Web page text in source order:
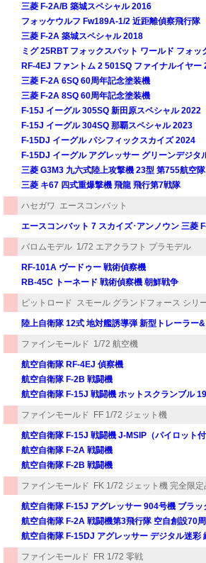
三菱 F-2A/B 築城スペシャル 2016
フォッケウルフ Fw189A-1/2 近距離偵察飛行隊
三菱 F-2A 築城スペシャル 2018
ミグ 25RBT フォックスバット ワールド フォッ
RF-4EJ ファントム 2 501SQ ファイナルイヤー
三菱 F-2A 6SQ 60周年記念塗装機
三菱 F-2A 8SQ 60周年記念塗装機
F-15J イーグル 305SQ 新田原スペシャル 2022
F-15J イーグル 304SQ 那覇スペシャル 2023
F-15DJ イーグル パシフィックスカイズ 2024
F-15DJ イーグル アグレッサー グリーンデジタ
三菱 G3M3 九六式陸上攻撃機 23型 第755航空隊
三菱 キ67 四式重爆撃機 飛龍 飛行第7戦隊
ハセガワ エースコンバット
エースコンバット 7 スカイズ･アンノウン 三菱
バロムモデル 1/72 エアクラフト プラモデル
RF-101A ヴードゥー 戦術偵察機
RB-45C トーネード 戦術偵察機 朝鮮戦争
ピットロード スモール グランドフォース シリ
陸上自衛隊 12式 地対艦誘導弾 新型トレーラー
ファインモールド 1/72 航空機
航空自衛隊 RF-4EJ 偵察機
航空自衛隊 F-2B 戦闘機
航空自衛隊 F-15J 戦闘機 ホットスクランブル
ファインモールド FF 1/72 ジェット機
航空自衛隊 F-15J 戦闘機 J-MSIP（パイロット
航空自衛隊 F-2A 戦闘機
航空自衛隊 F-2B 戦闘機
ファインモールド FK 1/72 ジェット機 完全限定
航空自衛隊 F-15J アグレッサー 904号機 ブラッ
航空自衛隊 F-2A 戦闘機第3飛行隊 空自創設70
航空自衛隊 F-15DJ アグレッサー デジタル迷彩
ファインモールド FR 1/72 零戦
ジュホビー
トインターナショナル
ート
カステン
ローム
デル（MENG MODEL）
ンロア（LionRoar）